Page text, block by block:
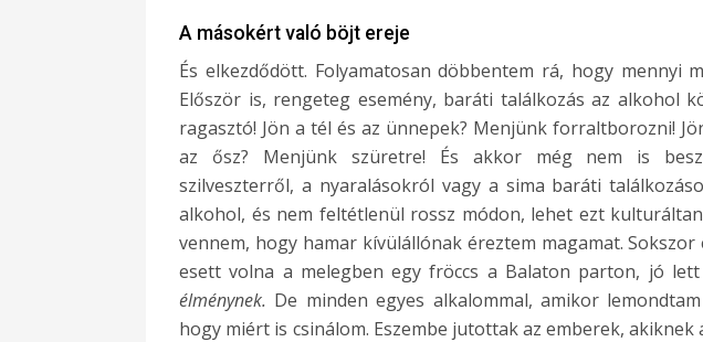
A másokért való böjt ereje
És elkezdődött. Folyamatosan döbbentem rá, hogy mennyi
Először is, rengeteg esemény, baráti találkozás az alkohol
ragasztó! Jön a tél és az ünnepek? Menjünk forraltborozni!
az ősz? Menjünk szüretre! És akkor még nem is
szilveszterről, a nyaralásokról vagy a sima baráti
alkohol, és nem feltétlenül rossz módon, lehet ezt
vennem, hogy hamar kívülállónak éreztem magamat.
esett volna a melegben egy fröccs a Balaton parton, jó
élménynek. De minden egyes alkalommal, amikor
hogy miért is csinálom. Eszembe jutottak az emberek,